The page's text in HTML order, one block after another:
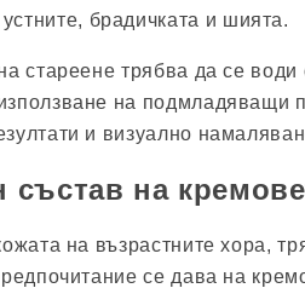
брадичката и шията.
стареене трябва да се води
на подмладяващи
и визуално
състав на
на възрастните хора,
се дава на